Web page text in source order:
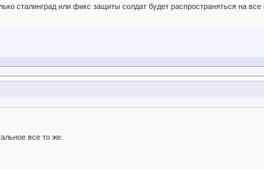
сталинград или фикс защиты солдат будет распространяться на
все то же.